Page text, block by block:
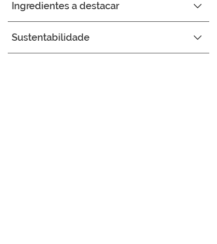
Ingredientes a destacar
Sustentabilidade